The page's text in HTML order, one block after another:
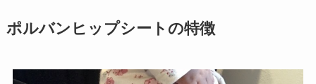
ポルバンヒップシートの特徴